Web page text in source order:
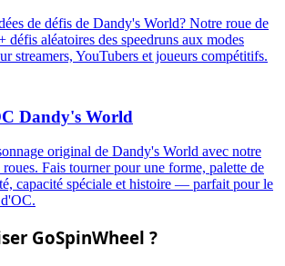
de défis de Dandy's World? Notre roue de
aléatoires des speedruns aux modes
streamers, YouTubers et joueurs compétitifs.
Dandy's World
original de Dandy's World avec notre
Fais tourner pour une forme, palette de
capacité spéciale et histoire — parfait pour le
GoSpinWheel ?